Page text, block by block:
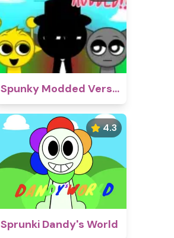
Spunky Modded Version
4.3
Sprunki Dandy's World